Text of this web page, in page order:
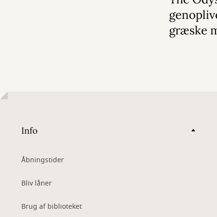
græske
Info
Åbningstider
Bliv låner
Brug af biblioteket